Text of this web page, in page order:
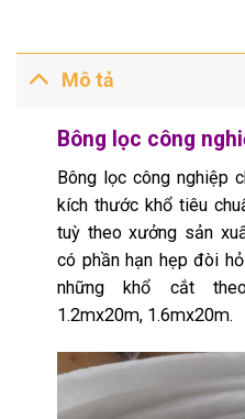
Mô tả
Bông lọc công
Bông lọc công nghiệp
kích thước khổ tiêu
tuỳ theo xưởng sản
có phần hạn hẹp đòi
những khổ cắt
1.2mx20m, 1.6mx20m.